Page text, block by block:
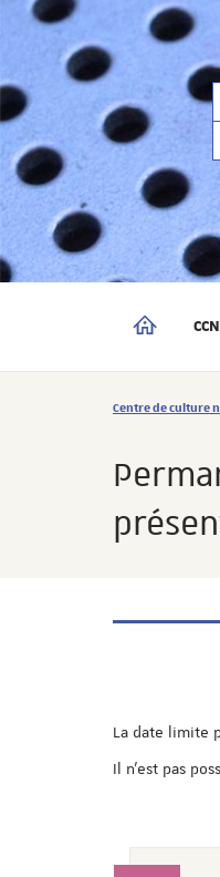
CENTRE DE
CCN
Centre
Vous êtes ici :
Centre de culture
La date limite
Il n'est pas